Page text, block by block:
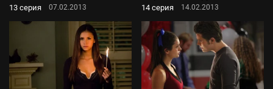
13 серия 07.02.2013 14 серия 14.02.2013